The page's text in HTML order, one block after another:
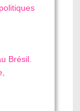
Brésil.